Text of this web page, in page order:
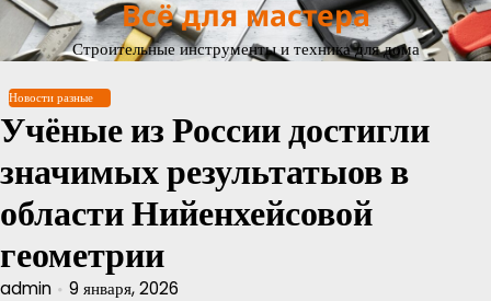
Перейти
содержимому
Всё для мастера
Строительные инструменты и техника для дома
Новости разные
Учёные из России достигли
значимых результатыов в
области Нийенхейсовой
геометрии
admin 9 января, 2026